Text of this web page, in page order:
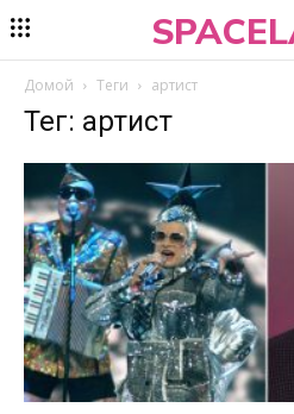
Домой Теги артист
Тег: артист